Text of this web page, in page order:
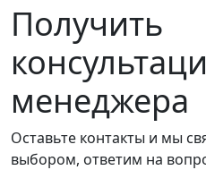
Получить
менеджера
Оставьте контакты и мы
выбором, ответим на